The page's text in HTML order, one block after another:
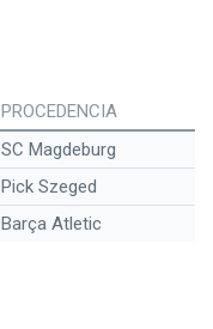
PROCEDENCIA
SC Magdeburg
Pick Szeged
Barça Atletic